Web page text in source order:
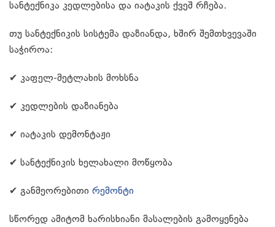
სანტექნიკა კედლებისა და იატაკის ქვეშ რჩება.
თუ სანტექნიკის სისტემა დაზიანდა, ხშირ შემთხვევაში
საჭიროა:
✔ კაფელ-მეტლახის მოხსნა
✔ კედლების დაზიანება
✔ იატაკის დემონტაჟი
✔ სანტექნიკის ხელახალი მოწყობა
✔ განმეორებითი რემონტი
სწორედ ამიტომ ხარისხიანი მასალების გამოყენება